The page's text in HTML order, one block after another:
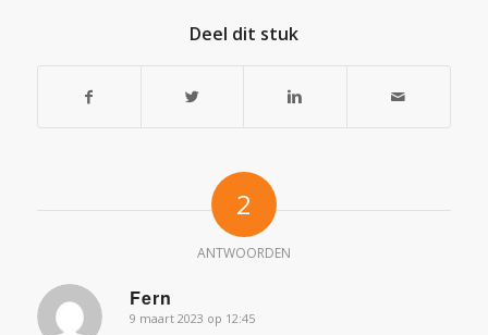
Deel dit stuk
2
ANTWOORDEN
Fern
zegt:
9 maart 2023 op 12:45